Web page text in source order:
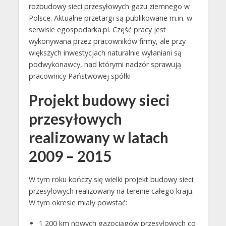
rozbudowy sieci przesyłowych gazu ziemnego w
Polsce. Aktualne przetargi są publikowane m.in. w
serwisie egospodarka.pl. Część pracy jest
wykonywana przez pracowników firmy, ale przy
większych inwestycjach naturalnie wyłaniani są
podwykonawcy, nad którymi nadzór sprawują
pracownicy Państwowej spółki
Projekt budowy sieci
przesyłowych
realizowany w latach
2009 – 2015
W tym roku kończy się wielki projekt budowy sieci
przesyłowych realizowany na terenie całego kraju.
W tym okresie miały powstać:
1 200 km nowych gazociągów przesyłowych co